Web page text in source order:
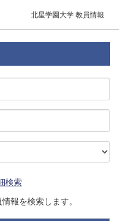
北星学園大学 教員情報
検索
報を検索します。